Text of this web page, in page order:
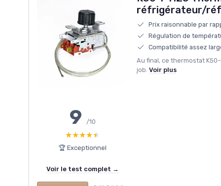
réfrigérateur/
Prix raisonnable par
Régulation de
Compatibilité assez
Au final, ce thermostat
job. Voir plus
9 /10
★★★★★
★★★★★
🏆 Exceptionnel
Voir le test complet →